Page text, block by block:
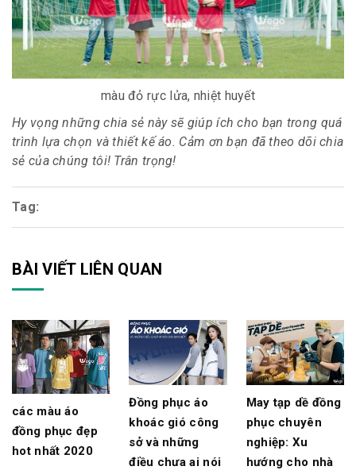
màu đỏ rực lửa, nhiệt huyết
Hy vọng những chia sẻ này sẽ giúp ích cho bạn trong quá
trình lựa chọn và thiết kế áo. Cảm ơn bạn đã theo dõi chia
sẻ của chúng tôi! Trân trọng!
Tag:
BÀI VIẾT LIÊN QUAN
các màu áo
đồng phục đẹp
hot nhất 2020
Đồng phục áo
khoác gió công
sở và những
điều chưa ai nói
May tạp dề đồng
phục chuyên
nghiệp: Xu
hướng cho nhà